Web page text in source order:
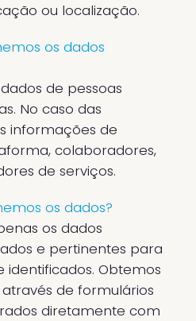
ou localização.
os dados
de pessoas
No caso das
informações de
colaboradores,
de serviços.
os dados?
os dados
e pertinentes para
identificados. Obtemos
de formulários
diretamente com